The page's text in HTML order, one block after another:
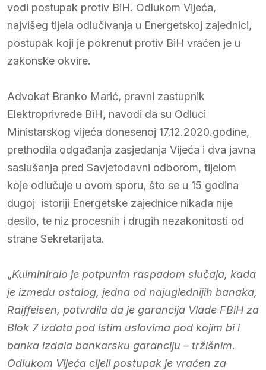
vodi postupak protiv BiH. Odlukom Vijeća,
najvišeg tijela odlučivanja u Energetskoj zajednici,
postupak koji je pokrenut protiv BiH vraćen je u
zakonske okvire.
Advokat Branko Marić, pravni zastupnik
Elektroprivrede BiH, navodi da su Odluci
Ministarskog vijeća donesenoj 17.12.2020.godine,
prethodila odgađanja zasjedanja Vijeća i dva javna
saslušanja pred Savjetodavni odborom, tijelom
koje odlučuje u ovom sporu, što se u 15 godina
dugoj istoriji Energetske zajednice nikada nije
desilo, te niz procesnih i drugih nezakonitosti od
strane Sekretarijata.
„Kulminiralo je potpunim raspadom slučaja, kada
je između ostalog, jedna od najuglednijih banaka,
Raiffeisen, potvrdila da je garancija Vlade FBiH za
Blok 7 izdata pod istim uslovima pod kojim bi i
banka izdala bankarsku garanciju – tržišnim.
Odlukom Vijeća cijeli postupak je vraćen za